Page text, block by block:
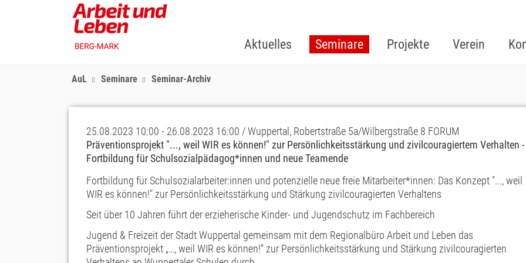
Aktuelles Seminare Projekte Verein
AuL Seminare Seminar-Archiv
25.08.2023 10:00 - 26.08.2023 16:00 / Wuppertal, Robertstraße 5a/Wilbergstraße 8 FORUM
Präventionsprojekt "..., weil WIR es können!" zur Persönlichkeitsstärkung und zivilcouragiertem Verhalten -
Fortbildung für Schulsozialpädagog*innen und neue Teamende
Fortbildung für Schulsozialarbeiter:innen und potenzielle neue freie Mitarbeiter*innen: Das Konzept "..., weil
WIR es können!" zur Persönlichkeitsstärkung und Stärkung zivilcouragierten Verhaltens
Seit über 10 Jahren führt der erzieherische Kinder- und Jugendschutz im Fachbereich
Jugend & Freizeit der Stadt Wuppertal gemeinsam mit dem Regionalbüro Arbeit und Leben das
Präventionsprojekt „…, weil WIR es können!“ zur Persönlichkeitsstärkung und Stärkung zivilcouragierten